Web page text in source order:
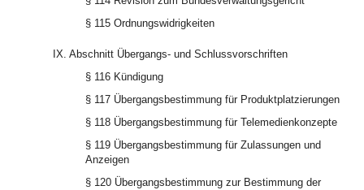
§ 115 Ordnungswidrigkeiten
IX. Abschnitt Übergangs- und Schlussvorschriften
§ 116 Kündigung
§ 117 Übergangsbestimmung für Produktplatzierungen
§ 118 Übergangsbestimmung für Telemedienkonzepte
§ 119 Übergangsbestimmung für Zulassungen und
Anzeigen
§ 120 Übergangsbestimmung zur Bestimmung der